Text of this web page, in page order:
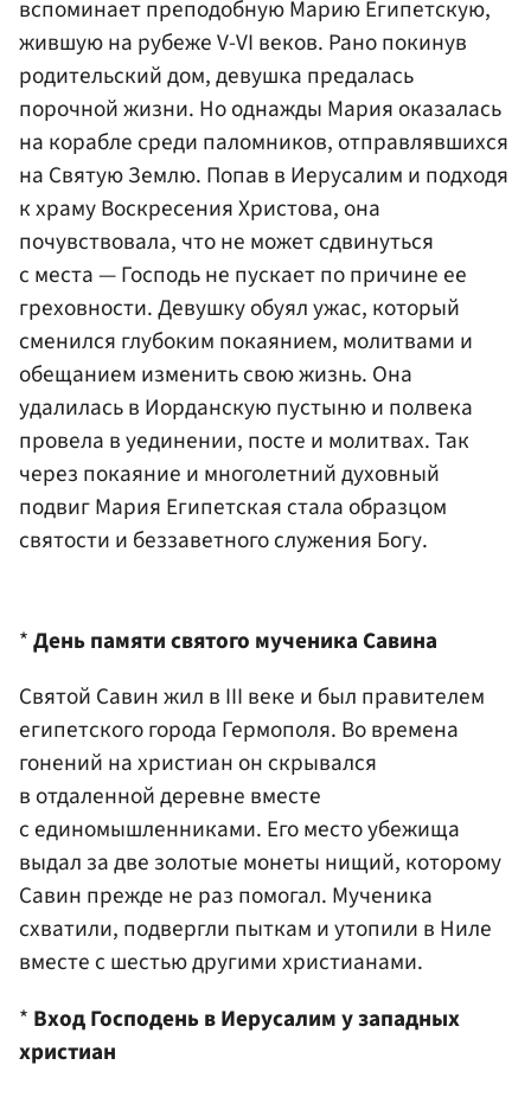
вспоминает преподобную Марию Египетскую,
жившую на рубеже V-VI веков. Рано покинув
родительский дом, девушка предалась
порочной жизни. Но однажды Мария оказалась
на корабле среди паломников, отправлявшихся
на Святую Землю. Попав в Иерусалим и подходя
к храму Воскресения Христова, она
почувствовала, что не может сдвинуться
с места — Господь не пускает по причине ее
греховности. Девушку обуял ужас, который
сменился глубоким покаянием, молитвами и
обещанием изменить свою жизнь. Она
удалилась в Иорданскую пустыню и полвека
провела в уединении, посте и молитвах. Так
через покаяние и многолетний духовный
подвиг Мария Египетская стала образцом
святости и беззаветного служения Богу.
*День памяти святого мученика Савина
Святой Савин жил в III веке и был правителем
египетского города Гермополя. Во времена
гонений на христиан он скрывался
в отдаленной деревне вместе
с единомышленниками. Его место убежища
выдал за две золотые монеты нищий, которому
Савин прежде не раз помогал. Мученика
схватили, подвергли пыткам и утопили в Ниле
вместе с шестью другими христианами.
* Вход Господень в Иерусалим у западных
христиан